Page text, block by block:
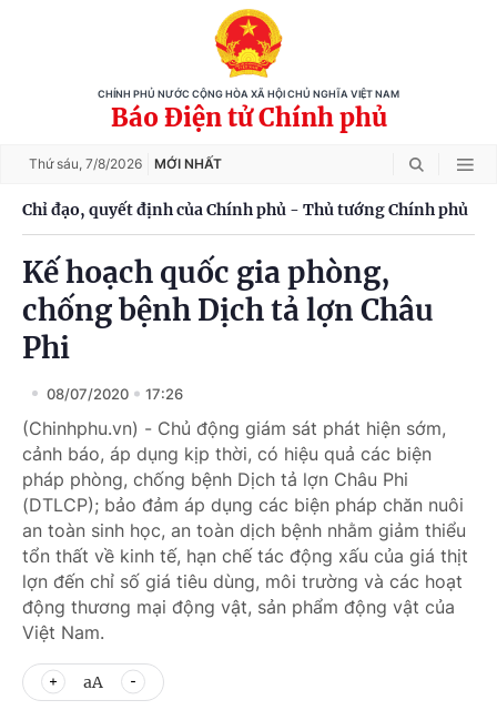
CHÍNH PHỦ NƯỚC CỘNG HÒA XÃ HỘI CHỦ NGHĨA VIỆT NAM
Báo Điện tử Chính phủ
Thứ sáu, 7/8/2026 MỚI NHẤT
Chỉ đạo, quyết định của Chính phủ - Thủ tướng Chính phủ
Kế hoạch quốc gia phòng,
chống bệnh Dịch tả lợn Châu
Phi
08/07/2020 17:26
(Chinhphu.vn) - Chủ động giám sát phát hiện sớm,
cảnh báo, áp dụng kịp thời, có hiệu quả các biện
pháp phòng, chống bệnh Dịch tả lợn Châu Phi
(DTLCP); bảo đảm áp dụng các biện pháp chăn nuôi
an toàn sinh học, an toàn dịch bệnh nhằm giảm thiểu
tổn thất về kinh tế, hạn chế tác động xấu của giá thịt
lợn đến chỉ số giá tiêu dùng, môi trường và các hoạt
động thương mại động vật, sản phẩm động vật của
Việt Nam.
aA